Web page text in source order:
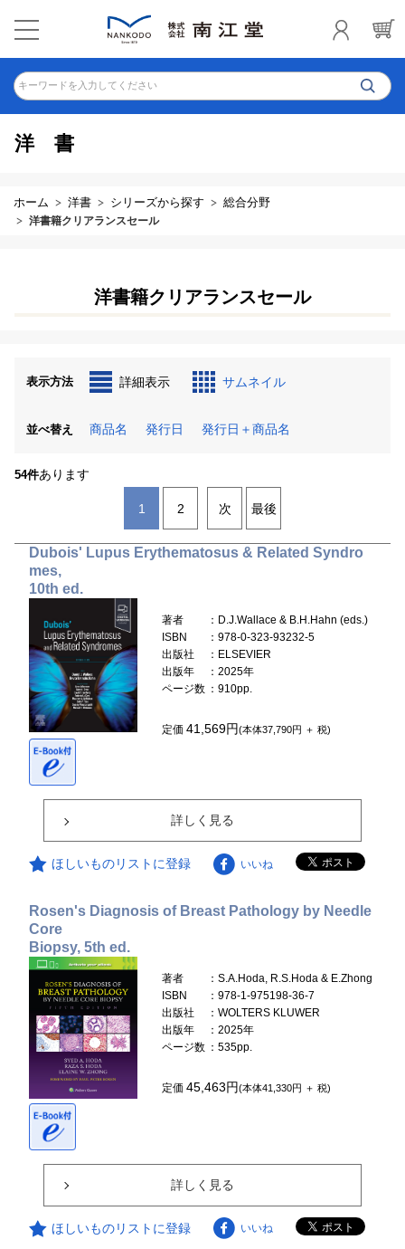
キーワードを入力してください
洋書
ホーム 洋書 シリーズから探す 総合分野
洋書籍クリアランスセール
洋書籍クリアランスセール
表示方法 詳細表示 サムネイル
並べ替え 商品名 発行日 発行日＋商品名
54件あります
1 2 次 最後
Dubois' Lupus Erythematosus & Related Syndro
mes,
10th ed.
著者
：D.J.Wallace & B.H.Hahn (eds.)
ISBN
：978-0-323-93232-5
出版社
：ELSEVIER
出版年
：2025年
ページ数 ：910pp.
定価41,569円(本体37,790円 ＋ 税)
詳しく見る
ほしいものリストに登録 いいね
Rosen's Diagnosis of Breast Pathology by Needle
Core
Biopsy, 5th ed.
著者
：S.A.Hoda, R.S.Hoda & E.Zhong
ISBN
：978-1-975198-36-7
出版社
：WOLTERS KLUWER
出版年
：2025年
ページ数 ：535pp.
定価45,463円(本体41,330円 ＋ 税)
詳しく見る
ほしいものリストに登録 いいね